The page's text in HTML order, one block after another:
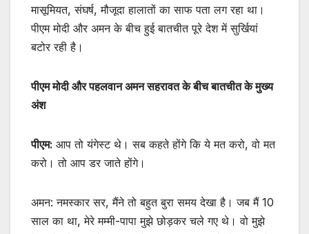
मासूमियत, संघर्ष, मौजूदा हालातों का साफ पता लग रहा था।
पीएम मोदी और अमन के बीच हुई बातचीत पूरे देश में सुर्खियां
बटोर रही है।
पीएम मोदी और पहलवान अमन सहरावत के बीच बातचीत के मुख्य
अंश
पीएम: आप तो यंगेस्ट थे। सब कहते होंगे कि ये मत करो, वो मत
करो। तो आप डर जाते होंगे।
अमन: नमस्कार सर, मैंने तो बहुत बुरा समय देखा है। जब मैं 10
साल का था, मेरे मम्मी-पापा मुझे छोड़कर चले गए थे। वो मुझे